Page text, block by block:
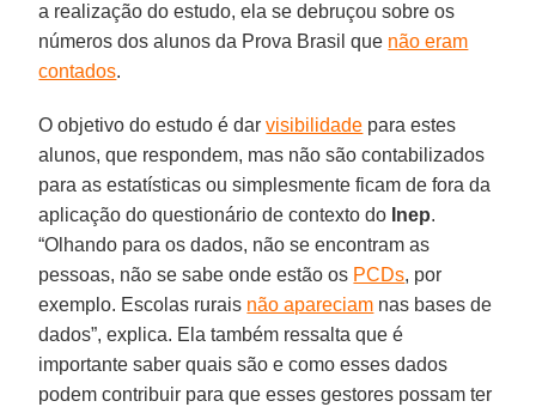
a realização do estudo, ela se debruçou sobre os
números dos alunos da Prova Brasil que não eram
contados.
O objetivo do estudo é darvisibilidade para estes
alunos, que respondem, mas não são contabilizados
para as estatísticas ou simplesmente ficam de fora da
aplicação do questionário de contexto do Inep.
“Olhando para os dados, não se encontram as
pessoas, não se sabe onde estão os PCDs, por
exemplo. Escolas rurais não apareciam nas bases de
dados”, explica. Ela também ressalta que é
importante saber quais são e como esses dados
podem contribuir para que esses gestores possam ter